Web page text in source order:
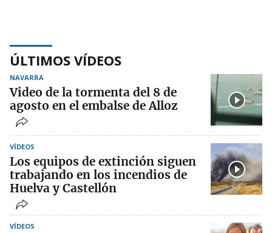
ÚLTIMOS VÍDEOS
NAVARRA
Video de la tormenta del 8 de
agosto en el embalse de Alloz
VÍDEOS
Los equipos de extinción siguen
trabajando en los incendios de
Huelva y Castellón
VÍDEOS